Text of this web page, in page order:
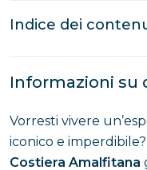
Indice dei
Informazioni su
Vorresti vivere
iconico e
Costiera Amalfitana